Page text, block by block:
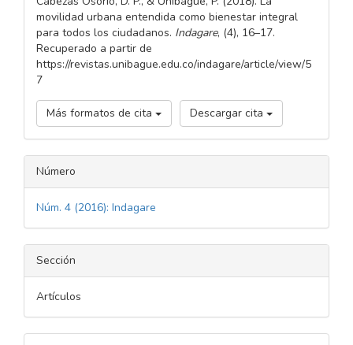
movilidad urbana entendida como bienestar integral
para todos los ciudadanos. Indagare, (4), 16–17.
Recuperado a partir de
https://revistas.unibague.edu.co/indagare/article/view/5
7
Más formatos de cita Descargar cita
Número
Núm. 4 (2016): Indagare
Sección
Artículos